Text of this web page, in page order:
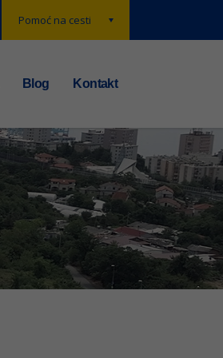
Pomoć na cesti
Blog Kontakt